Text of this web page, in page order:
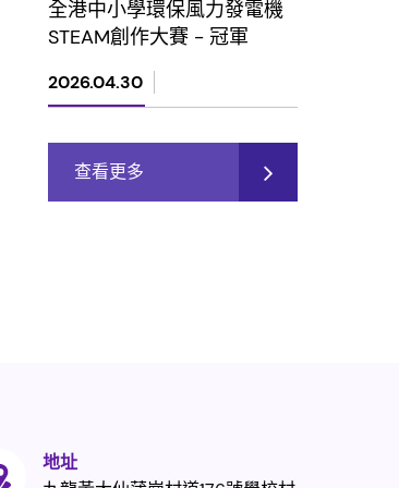
全港中小學環保風力發電機
STEAM創作大賽 - 冠軍
2026.04.30
查看更多
地址